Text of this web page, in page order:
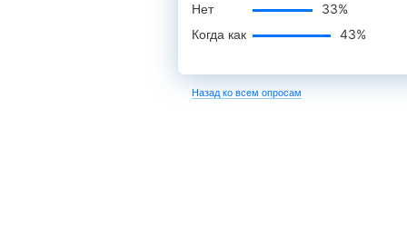
Нет 33%
Когда как 43%
Назад ко всем опросам